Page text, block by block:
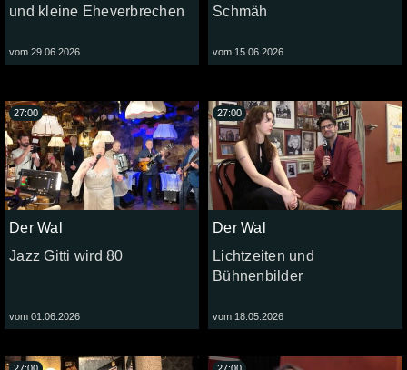
und kleine Eheverbrechen
vom 29.06.2026
Schmäh
vom 15.06.2026
Der Wal
Jazz Gitti wird 80
vom 01.06.2026
27:00
Der Wal
Lichtzeiten und
Bühnenbilder
vom 18.05.2026
27:00